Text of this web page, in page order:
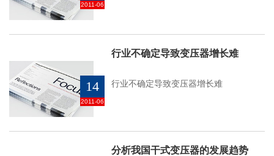
2011-06
14
2011-06
行业不确定导致变压器增长难
行业不确定导致变压器增长难
分析我国干式变压器的发展趋势